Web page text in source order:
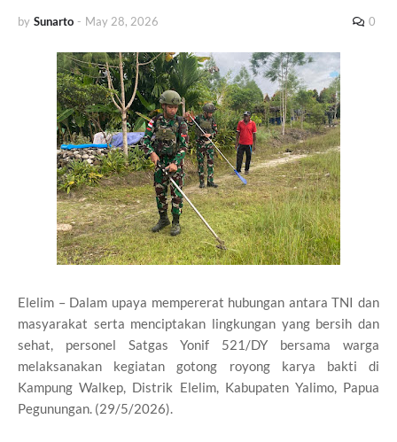
by Sunarto - May 28, 2026 0
Elelim – Dalam upaya mempererat hubungan antara TNI dan
masyarakat serta menciptakan lingkungan yang bersih dan
sehat, personel Satgas Yonif 521/DY bersama warga
melaksanakan kegiatan gotong royong karya bakti di
Kampung Walkep, Distrik Elelim, Kabupaten Yalimo, Papua
Pegunungan. (29/5/2026).